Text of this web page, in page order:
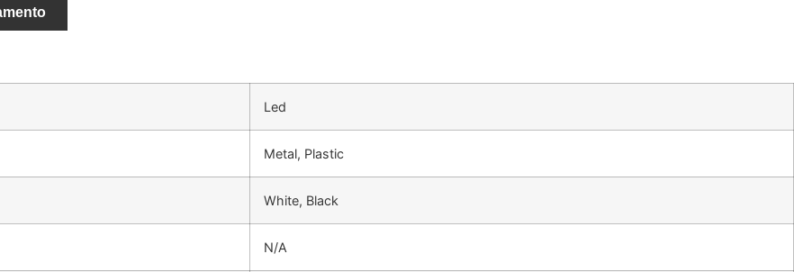
Led
Metal, Plastic
White, Black
N/A